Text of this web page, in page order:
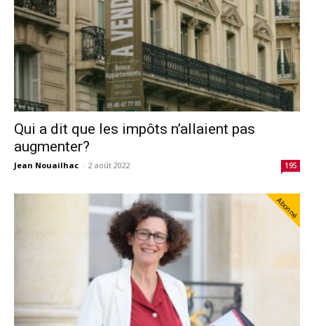
Qui a dit que les impôts n’allaient pas
augmenter?
Jean Nouailhac - 2 août 2022 195
Abonné